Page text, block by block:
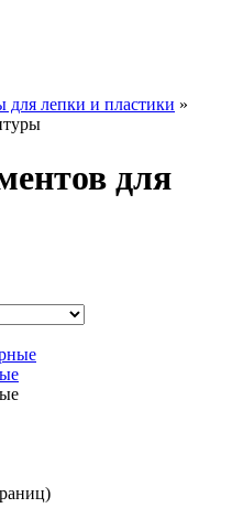
для лепки и пластики »
для